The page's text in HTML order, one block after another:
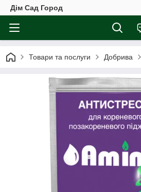
Дім Сад Город
Товари та послуги Добрива